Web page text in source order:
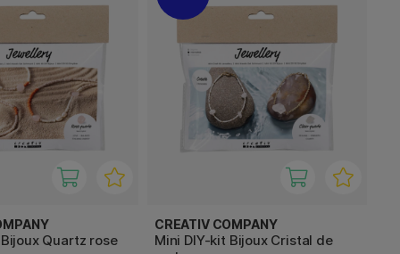
Quartz rose
CREATIV COMPANY
Mini DIY-kit Bijoux Cristal de